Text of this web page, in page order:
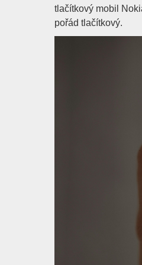
tlačítkový mobil
pořád tlačítkový.